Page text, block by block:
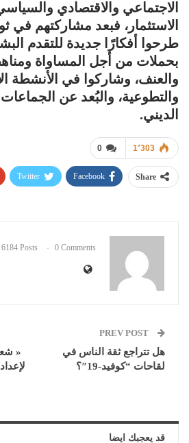
الاجتماعي والاقتصادي
الاستثمار، فبعد مشاركتهم في
طرحوا أفكارًا جديدة للتقدم
بحملات من أجل المساواة
والعنف، وشاركوا في الأنشطة
والتطوعية، والبُعد عن
الديني.
0 1٬303
Share
Facebook
Twitter
6184 Posts 0 Comments
هل تتراجع ثقة الناس في
لقاحات “كوفيد-19″؟
قد يعجبك ايضا